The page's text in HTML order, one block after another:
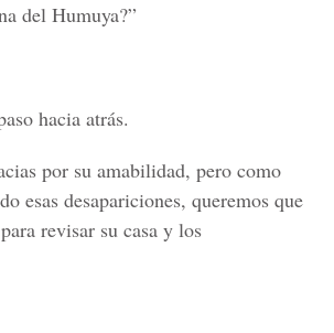
del Humuya?”
hacia atrás.
por su amabilidad, pero como
esas desapariciones, queremos que
revisar su casa y los